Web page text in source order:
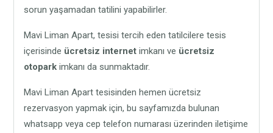
sorun yaşamadan tatilini yapabilirler.
Mavi Liman Apart, tesisi tercih eden tatilcilere tesis
içerisinde ücretsiz internet imkanı ve ücretsiz
otopark imkanı da sunmaktadır.
Mavi Liman Apart tesisinden hemen ücretsiz
rezervasyon yapmak için, bu sayfamızda bulunan
whatsapp veya cep telefon numarası üzerinden iletişime